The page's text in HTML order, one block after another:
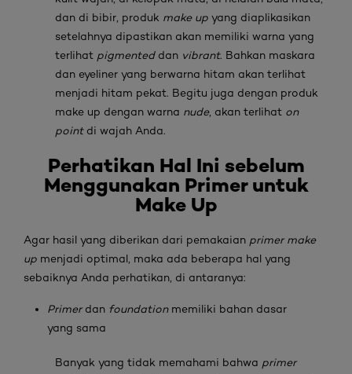
dan di bibir, produk make up yang diaplikasikan
setelahnya dipastikan akan memiliki warna yang
terlihat pigmenteddan vibrant. Bahkan maskara
dan eyeliner yang berwarna hitam akan terlihat
menjadi hitam pekat. Begitu juga dengan produk
make up dengan warna nude, akan terlihat on
point di wajah Anda.
Perhatikan Hal Ini sebelum
Menggunakan Primer untuk
Make Up
Agar hasil yang diberikan dari pemakaian primer make
up menjadi optimal, maka ada beberapa hal yang
sebaiknya Anda perhatikan, di antaranya:
Primerdan foundationmemiliki bahan dasar
yang sama
Banyak yang tidak memahami bahwa primer